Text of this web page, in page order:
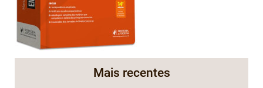
Mais recentes